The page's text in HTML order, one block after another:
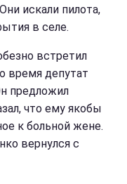
искали пилота,
в селе.
встретил
время депутат
предложил
что ему якобы
к больной жене.
вернулся с